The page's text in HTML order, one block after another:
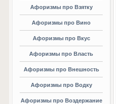
Афоризмы про Взятку
Афоризмы про Вино
Афоризмы про Вкус
Афоризмы про Власть
Афоризмы про Внешность
Афоризмы про Водку
Афоризмы про Воздержание